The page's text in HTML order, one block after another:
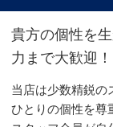
貴方の個性を
力まで大歓迎！
当店は少数精鋭の
ひとりの個性を尊